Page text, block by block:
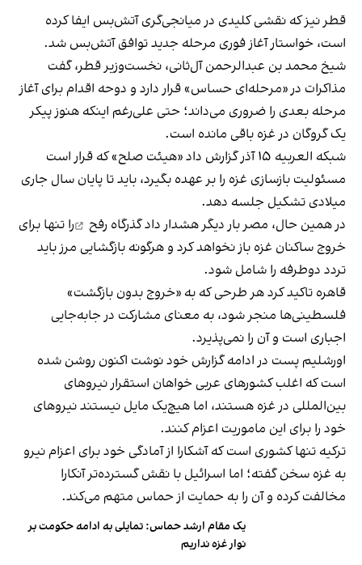
قطر نیز که نقشی کلیدی در میانجی‌گری آتش‌بس ایفا کرده
است، خواستار آغاز فوری مرحله جدید توافق آتش‌بس شد.
شیخ محمد بن عبدالرحمن آل‌ثانی، نخست‌وزیر قطر، گفت
مذاکرات در «مرحله‌ای حساس» قرار دارد و دوحه اقدام برای آغاز
مرحله بعدی را ضروری می‌داند؛ حتی علی‌رغم اینکه هنوز پیکر
یک گروگان در غزه باقی مانده است.
شبکه العربیه ۱۵ آذر گزارش داد «هیئت صلح» که قرار است
مسئولیت بازسازی غزه را بر عهده بگیرد، باید تا پایان سال جاری
میلادی تشکیل جلسه دهد.
در همین حال، مصر بار دیگر هشدار دادگذرگاه رفح
را تنها برای
خروج ساکنان غزه باز نخواهد کرد و هرگونه بازگشایی مرز باید
تردد دوطرفه را شامل شود.
قاهره تاکید کرد هر طرحی که به «خروج بدون بازگشت»
فلسطینی‌ها منجر شود، به معنای مشارکت در جابه‌جایی
اجباری است و آن را نمی‌پذیرد.
اورشلیم پست در ادامه گزارش خود نوشت اکنون روشن شده
است که اغلب کشورهای عربی خواهان استقرار نیروهای
بین‌المللی در غزه هستند، اما هیچ‌یک مایل نیستند نیروهای
خود را برای این ماموریت اعزام کنند.
ترکیه تنها کشوری است که آشکارا از آمادگی خود برای اعزام نیرو
به غزه سخن گفته؛ اما اسرائیل با نقش گسترده‌تر آنکارا
مخالفت کرده و آن را به حمایت از حماس متهم می‌کند.
یک مقام ارشد حماس: تمایلی به ادامه حکومت بر
نوار غزه نداریم